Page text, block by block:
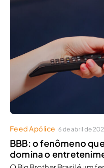
Feed Apólice 6 de abril de
BBB: o fenômeno
domina o